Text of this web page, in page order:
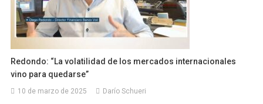
Redondo: “La volatilidad de los mercados internacionales
vino para quedarse”
10 de marzo de 2025 Darío Schueri